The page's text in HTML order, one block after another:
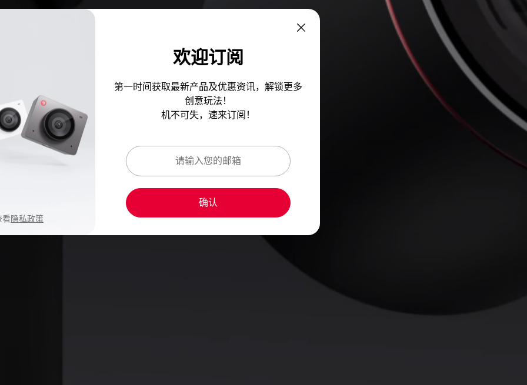
看隐私政策
欢迎订阅
第一时间获取最新产品及优惠资讯，解锁更多
创意玩法！
机不可失，速来订阅！
确认